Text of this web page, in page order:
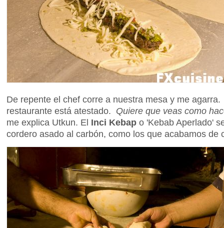
De repente el chef corre a nuestra mesa y me
restaurante está atestado. Quiere que veas como
me explica Utkun. El Inci Kebap o 'Kebab Aperlado'
cordero asado al carbón, como los que acabamos de